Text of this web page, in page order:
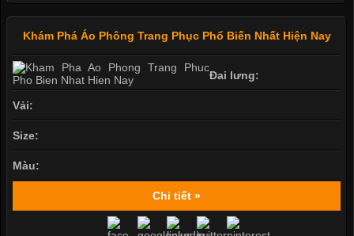
Khám Phá Áo Phông Trang Phục Phổ Biến Nhất Hiện Nay
Đai lưng:
Vải:
Size:
Màu:
Chi tiết »